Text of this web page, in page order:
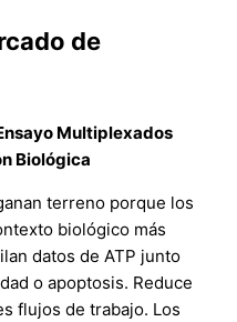
de
Multiplexados
Biológica
terreno porque los
biológico más
datos de ATP junto
o apoptosis. Reduce
flujos de trabajo. Los